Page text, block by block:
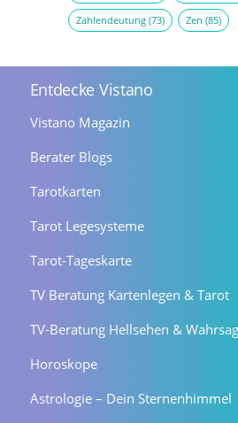
Zahlendeutung(73) Zen (85)
Entdecke Vistano
Vistano Magazin
Berater Blogs
Tarotkarten
Tarot Legesysteme
Tarot-Tageskarte
TV Beratung Kartenlegen & Tarot
TV-Beratung Hellsehen &
Horoskope
Astrologie – Dein Sternenhimmel